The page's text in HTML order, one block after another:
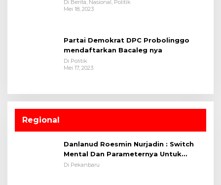
Di Berita, Nasional, Politik
Mei 18, 2023
Partai Demokrat DPC Probolinggo
mendaftarkan Bacaleg nya
Di Politik
Mei 17, 2023
Regional
Danlanud Roesmin Nurjadin : Switch
Mental Dan Parameternya Untuk
Melaksanakan ✈
Di Pekanbaru